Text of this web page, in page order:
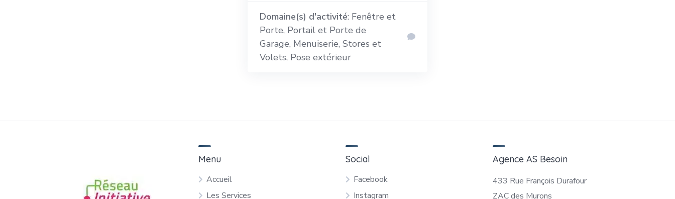
Domaine(s) d'activité: Fenêtre et
Porte, Portail et Porte de
Garage, Menuiserie, Stores et
Volets, Pose extérieur
Menu
Accueil
Les Services
Social
Facebook
Instagram
Agence AS Besoin
433 Rue François Durafour
ZAC des Murons